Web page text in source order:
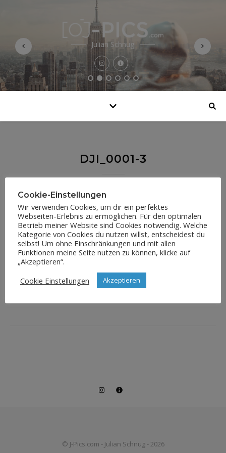
Julian Schnug
DJI_0001-3
© J-Pics.com - Julian Schnug - 2026
Cookie-Einstellungen
Wir verwenden Cookies, um dir ein perfektes
Webseiten-Erlebnis zu ermöglichen. Für den optimalen
Betrieb meiner Website sind Cookies notwendig. Welche
Kategorie von Cookies du nutzen willst, entscheidest du
selbst! Um ohne Einschränkungen und mit allen
Funktionen meine Seite nutzen zu können, klicke auf
„Akzeptieren“.
Cookie Einstellungen
Akzeptieren